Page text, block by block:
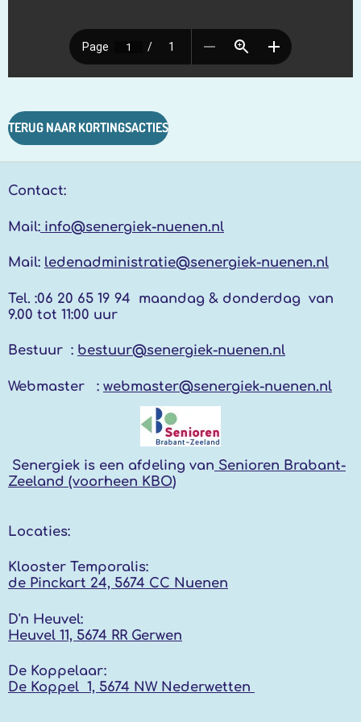
TERUG NAAR KORTINGSACTIES
Contact:
Mail: info@senergiek-nuenen.nl
Mail: ledenadministratie@senergiek-nuenen.nl
Tel. :06 20 65 19 94 maandag & donderdag van
9.00 tot 11:00 uur
Bestuur : bestuur@senergiek-nuenen.nl
Webmaster : webmaster@senergiek-nuenen.nl
Senergiek is een afdeling van Senioren Brabant-
Zeeland (voorheen KBO)
Locaties:
Klooster Temporalis:
de Pinckart 24, 5674 CC Nuenen
D'n Heuvel:
Heuvel 11, 5674 RR Gerwen
De Koppelaar:
De Koppel 1, 5674 NW Nederwetten